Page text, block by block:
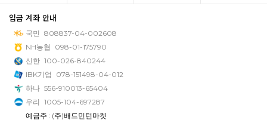
입금 계좌 안내
국민 808837-04-002608
NH농협
098-01-175790
신한 100-026-840244
IBK기업
078-151498-04-012
하나 556-910013-65404
우리 1005-104-697287
예금주 : (주)배드민턴마켓